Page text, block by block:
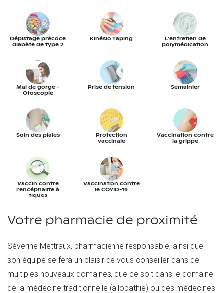
Dépistage précoce
diabète de type 2
Kinésio Taping
L’entretien de
polymédication
Mal de gorge -
Otoscopie
Prise de tension Semainier
Soin des plaies
Protection
vaccinale
Vaccination contre
la grippe
Vaccin contre
l’encéphalite à
tiques
Vaccination contre
le COVID-19
Votre pharmacie de proximité
Séverine Mettraux, pharmacienne responsable, ainsi que
son équipe se fera un plaisir de vous conseiller dans de
multiples nouveaux domaines, que ce soit dans le domaine
de la médecine traditionnelle (allopathie) ou des médecines